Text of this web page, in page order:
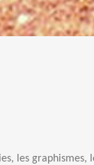
les graphismes,